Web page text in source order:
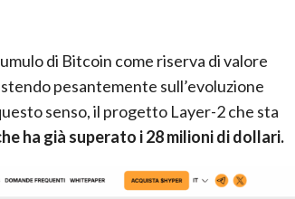
di Bitcoin come riserva di valore
pesantemente sull’evoluzione
senso, il progetto Layer-2 che sta
ha già superato i 28 milioni di dollari.